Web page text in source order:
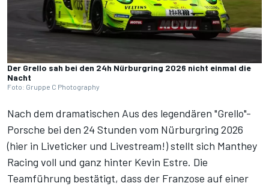
Der Grello sah bei den 24h Nürburgring 2026 nicht einmal die
Nacht
Foto: Gruppe C Photography
Nach dem dramatischen Aus des legendären "Grello"-
Porsche bei den 24 Stunden vom Nürburgring 2026
(hier in Liveticker und Livestream!) stellt sich Manthey
Racing voll und ganz hinter Kevin Estre. Die
Teamführung bestätigt, dass der Franzose auf einer